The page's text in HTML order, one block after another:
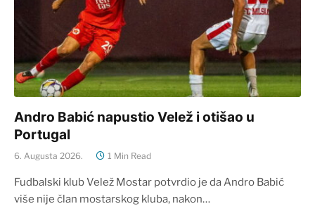
Andro Babić napustio Velež i otišao u
Portugal
6. Augusta 2026. 1 Min Read
Fudbalski klub Velež Mostar potvrdio je da Andro Babić
više nije član mostarskog kluba, nakon…